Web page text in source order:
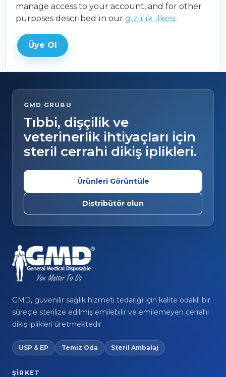
manage access to your account, and for other
purposes described in our gizlilik ilkesi.
Üye Ol
GMD GRUBU
Tıbbi, dişçilik ve
veterinerlik ihtiyaçları için
steril cerrahi dikiş iplikleri.
Ürünleri Görüntüle
Distribütör olun
GMD, güvenilir sağlık hizmeti tedariği için kalite odaklı bir
süreçle sterilize edilmiş emilebilir ve emilemeyen cerrahi
dikiş iplikleri üretmektedir.
USP & EP Temiz Oda Steril Ambalaj
ŞIRKET